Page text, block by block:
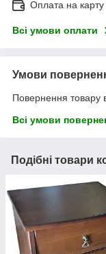
Оплата на
Всі умови оплати
Умови
Повернення товару
Всі умови
Подібні товари